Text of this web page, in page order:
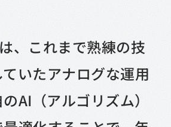
、これまで熟練の技
いたアナログな運用
AI（アルゴリズム）